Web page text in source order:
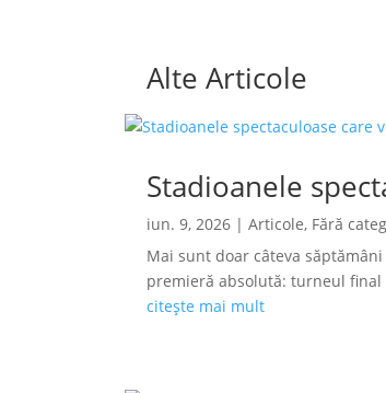
Alte Articole
Stadioanele
iun. 9, 2026 |Articole, Fără
Mai sunt doar câteva
premieră absolută: turneul
citește mai mult